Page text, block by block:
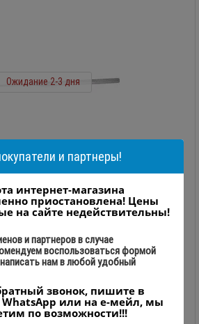
Ожидание 2-3 дня
хирургии
хирургии. Длина 18,5 см. ..
0
- +
и партнеры!
интернет-магазина
приостановлена! Цены
на сайте недействительны!
и партнеров в случае
воспользоваться формой
нам в любой удобный
звонок, пишите в
WhatsApp или на е-мейл, мы
по возможности!!!